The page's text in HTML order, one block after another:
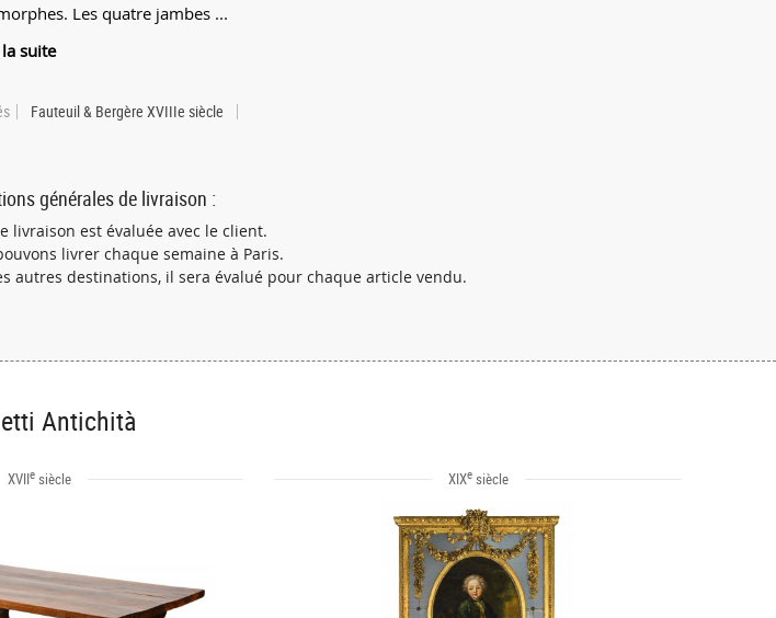
Les quatre jambes ...
suite
Fauteuil & Bergère XVIIIe siècle
générales de livraison :
livraison est évaluée avec le client.
livrer chaque semaine à Paris.
autres destinations, il sera évalué pour chaque article vendu.
Antichità
XVIIe siècle XIXesiècle